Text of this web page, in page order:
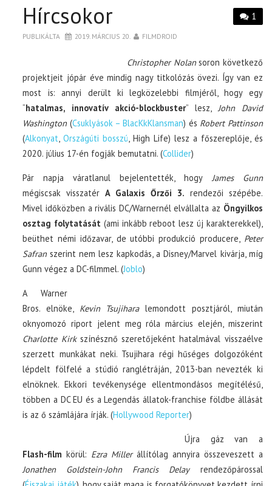
1
Hírcsokor
PUBLIKÁLTA 2019. MÁRCIUS 20. FILMDROID
Christopher Nolansoron következő
projektjeit jópár éve mindig nagy titkolózás övezi. Így van ez
most is: annyi derült ki legközelebbi filmjéről, hogy egy
“hatalmas, innovatív akció-blockbuster” lesz, John David
Washington(Csuklyások – BlacKkKlansman) és Robert Pattinson
(Alkonyat ,Országúti bosszú , High Life) lesz a főszereplője, és
2020. július 17-én fogják bemutatni. (Collider)
Pár napja váratlanul bejelentették, hogy James Gunn
mégiscsak visszatérA Galaxis Őrzői 3. rendezői szépébe.
Mivel időközben a rivális DC/Warnernél elvállalta az Öngyilkos
osztag folytatását (ami inkább reboot lesz új karakterekkel),
beüthet némi időzavar, de utóbbi produkció producere, Peter
Safranszerint nem lesz kapkodás, a Disney/Marvel kivárja, míg
Gunn végez a DC-filmmel. (Joblo)
A Warner
Bros. elnöke, Kevin Tsujiharalemondott posztjáról, miután
oknyomozó riport jelent meg róla március elején, miszerint
Charlotte Kirkszínésznő szeretőjeként hatalmával visszaélve
szerzett munkákat neki. Tsujihara régi hűséges dolgozóként
lépdelt fölfelé a stúdió ranglétráján, 2013-ban nevezték ki
elnöknek. Ekkori tevékenysége ellentmondásos megítélésű,
többen a DC EU és a Legendás állatok-franchise földbe állását
is az ő számlájára írják. (Hollywood Reporter)
Újra gáz van a
Flash-film körül: Ezra Millerállítólag annyira összeveszett a
Jonathen Goldstein-John Francis Delayrendezőpárossal